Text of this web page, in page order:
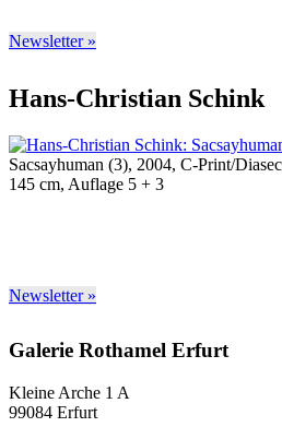
Newsletter »
Hans-Christian Schink
Sacsayhuman (3), 2004, C-Print/
145 cm, Auflage 5 + 3
Newsletter »
Galerie Rothamel Erfurt
Kleine Arche 1 A
99084 Erfurt